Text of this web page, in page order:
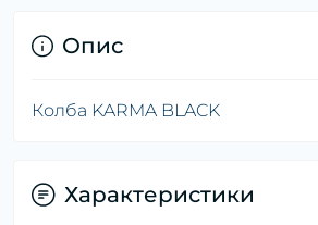
Опис
Колба KARMA BLACK
Характеристики